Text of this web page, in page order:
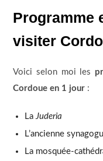
Programme
visiter
Voici selon moi les
Cordoue en 1 jour:
LaJuderia
L’ancienne
La mosquée-